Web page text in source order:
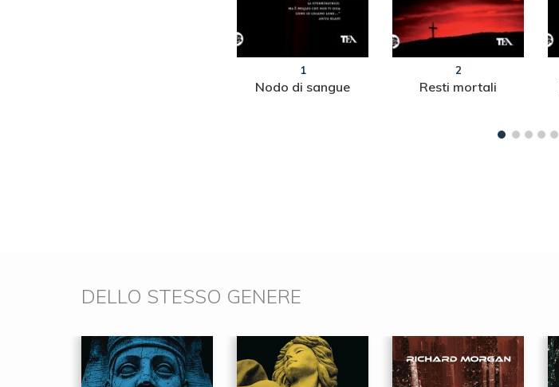
1
Nodo di sangue
2
Resti mortali
DELLO STESSO GENERE